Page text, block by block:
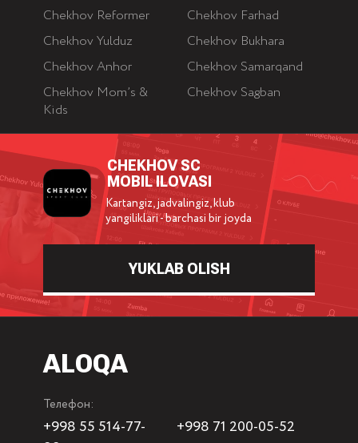
Chekhov Anhor
Chekhov Reformer
Chekhov Sagban
Chekhov Yulduz
Chekhov Mom’s &
Kids
Chekhov Farhad
Chekhov Bukhara
Chekhov Samarqand
CHEKHOV SC
MOBIL ILOVASI
Kartangiz, jadvalingiz, klub
yangiliklari - barchasi bir joyda
YUKLAB OLISH
ALOQA
Телефон:
+998 55 514-77-
+998 71 200-05-52